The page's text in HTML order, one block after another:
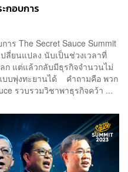
กอบการ
าร The Secret Sauce Summit
ลี่ยนแปลง นับเป็นช่วงเวลาที่
ก แต่แล้วกลับมีธุรกิจจำนวนไม่
บบพุ่งทะยานได้ คำถามคือ พวก
รวบรวมวิชาพาธุรกิจคว้า ...